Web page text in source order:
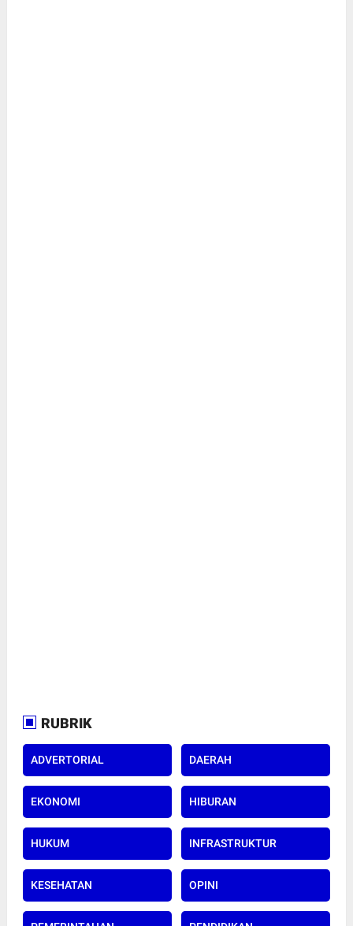
RUBRIK
ADVERTORIAL DAERAH
EKONOMI HIBURAN
HUKUM INFRASTRUKTUR
KESEHATAN OPINI